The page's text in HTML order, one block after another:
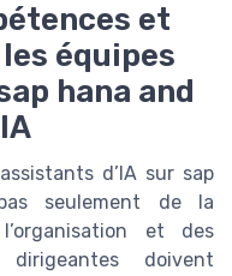
et
équipes
hana and
d’IA sur sap
seulement de la
et des
dirigeantes doivent